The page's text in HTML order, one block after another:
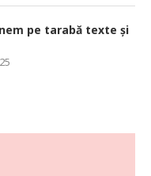
pe tarabă texte și